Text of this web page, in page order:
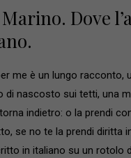
Dove
me è un lungo racconto,
di nascosto sui tetti, una
indietro: o la prendi
se no te la prendi diritta
in italiano su un rotolo